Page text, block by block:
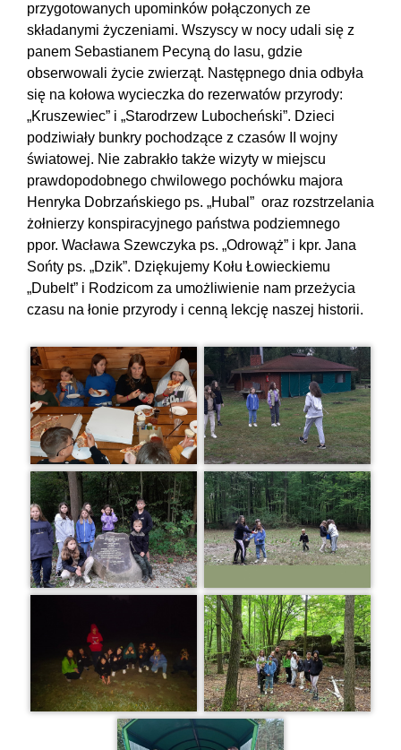
przygotowanych upominków połączonych ze
składanymi życzeniami. Wszyscy w nocy udali się z
panem Sebastianem Pecyną do lasu, gdzie
obserwowali życie zwierząt. Następnego dnia odbyła
się na kołowa wycieczka do rezerwatów przyrody:
„Kruszewiec” i „Starodrzew Lubocheński”. Dzieci
podziwiały bunkry pochodzące z czasów II wojny
światowej. Nie zabrakło także wizyty w miejscu
prawdopodobnego chwilowego pochówku majora
Henryka Dobrzańskiego ps. „Hubal” oraz rozstrzelania
żołnierzy konspiracyjnego państwa podziemnego
ppor. Wacława Szewczyka ps. „Odrowąż” i kpr. Jana
Sońty ps. „Dzik”. Dziękujemy Kołu Łowieckiemu
„Dubelt” i Rodzicom za umożliwienie nam przeżycia
czasu na łonie przyrody i cenną lekcję naszej historii.